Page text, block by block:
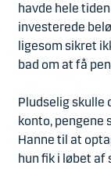
havde hele
investerede
ligesom sikret
bad om at få
Pludselig skulle
konto, pengene
Hanne til at
hun fik i løbet